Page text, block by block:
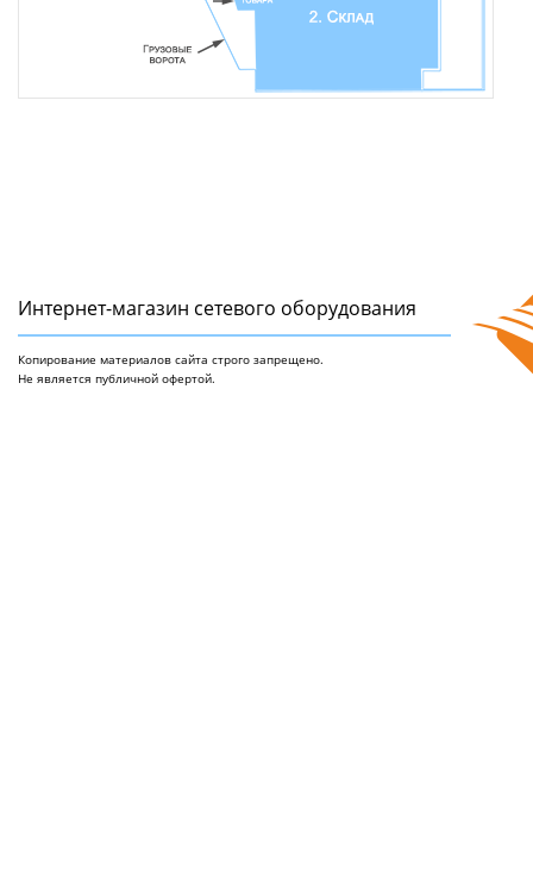
Интернет-магазин сетeвого оборудования
Копирование материалов сайта строго запрещено.
Не является публичной офертой.